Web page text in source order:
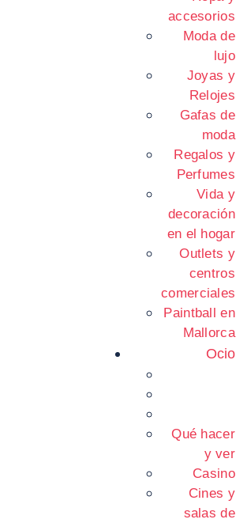
accesorios
Moda de
lujo
Joyas y
Relojes
Gafas de
moda
Regalos y
Perfumes
Vida y
decoración
en el hogar
Outlets y
centros
comerciales
Paintball en
Mallorca
Ocio
Qué hacer
y ver
Casino
Cines y
salas de